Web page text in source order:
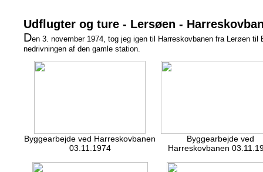
Udflugter og ture - Lersøen -
Den 3. november 1974, tog jeg igen til Harreskovbanen fra Lerøen
nedrivningen af den gamle station.
Byggearbejde ved Harreskovbanen
03.11.1974
Byggearbejde ved
Harreskovbanen